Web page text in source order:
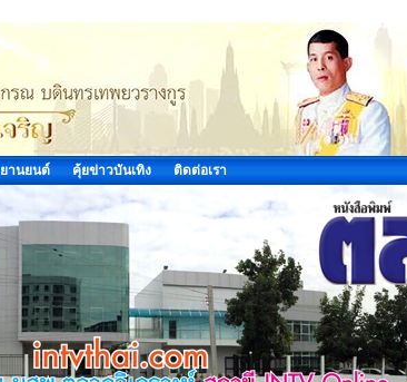
ยานยนต์ คุ้ยข่าวบันเทิง ติดต่อเรา